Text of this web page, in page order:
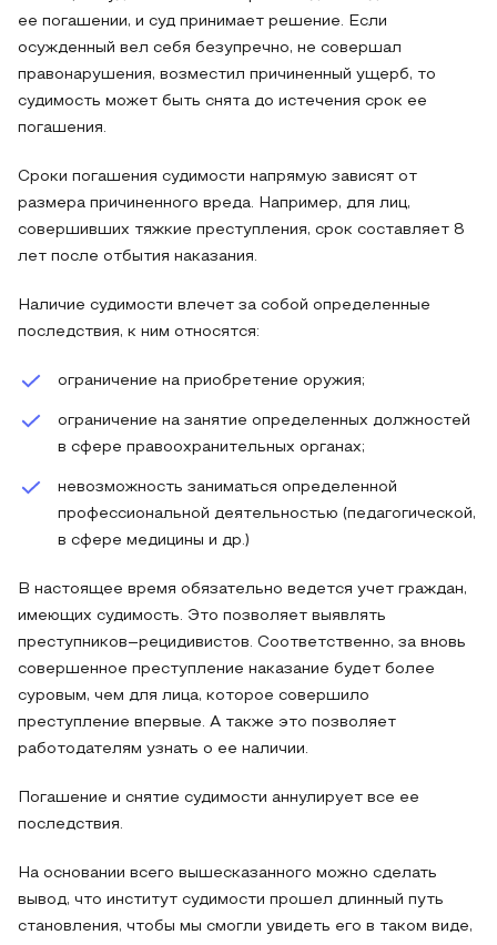
ее погашении, и суд принимает решение. Если
осужденный вел себя безупречно, не совершал
правонарушения, возместил причиненный ущерб, то
судимость может быть снята до истечения срок ее
погашения.
Сроки погашения судимости напрямую зависят от
размера причиненного вреда. Например, для лиц,
совершивших тяжкие преступления, срок составляет 8
лет после отбытия наказания.
Наличие судимости влечет за собой определенные
последствия, к ним относятся:
ограничение на приобретение оружия;
ограничение на занятие определенных должностей
в сфере правоохранительных органах;
невозможность заниматься определенной
профессиональной деятельностью (педагогической,
в сфере медицины и др.)
В настоящее время обязательно ведется учет граждан,
имеющих судимость. Это позволяет выявлять
преступников–рецидивистов. Соответственно, за вновь
совершенное преступление наказание будет более
суровым, чем для лица, которое совершило
преступление впервые. А также это позволяет
работодателям узнать о ее наличии.
Погашение и снятие судимости аннулирует все ее
последствия.
На основании всего вышесказанного можно сделать
вывод, что институт судимости прошел длинный путь
становления, чтобы мы смогли увидеть его в таком виде,